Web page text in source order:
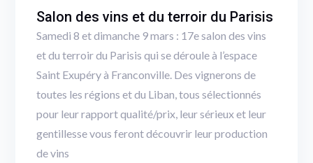
Salon des vins et du terroir du Parisis
Samedi 8 et dimanche 9 mars : 17e salon des vins
et du terroir du Parisis qui se déroule à l’espace
Saint Exupéry à Franconville. Des vignerons de
toutes les régions et du Liban, tous sélectionnés
pour leur rapport qualité/prix, leur sérieux et leur
gentillesse vous feront découvrir leur production
de vins